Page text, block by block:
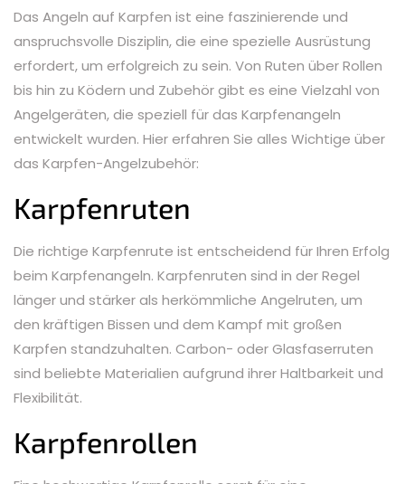
Das Angeln auf Karpfen ist eine faszinierende und
anspruchsvolle Disziplin, die eine spezielle Ausrüstung
erfordert, um erfolgreich zu sein. Von Ruten über Rollen
bis hin zu Ködern und Zubehör gibt es eine Vielzahl von
Angelgeräten, die speziell für das Karpfenangeln
entwickelt wurden. Hier erfahren Sie alles Wichtige über
das Karpfen-Angelzubehör:
Karpfenruten
Die richtige Karpfenrute ist entscheidend für Ihren Erfolg
beim Karpfenangeln. Karpfenruten sind in der Regel
länger und stärker als herkömmliche Angelruten, um
den kräftigen Bissen und dem Kampf mit großen
Karpfen standzuhalten. Carbon- oder Glasfaserruten
sind beliebte Materialien aufgrund ihrer Haltbarkeit und
Flexibilität.
Karpfenrollen